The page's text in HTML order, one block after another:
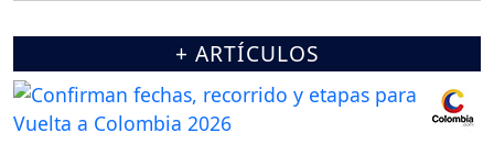
+ ARTÍCULOS